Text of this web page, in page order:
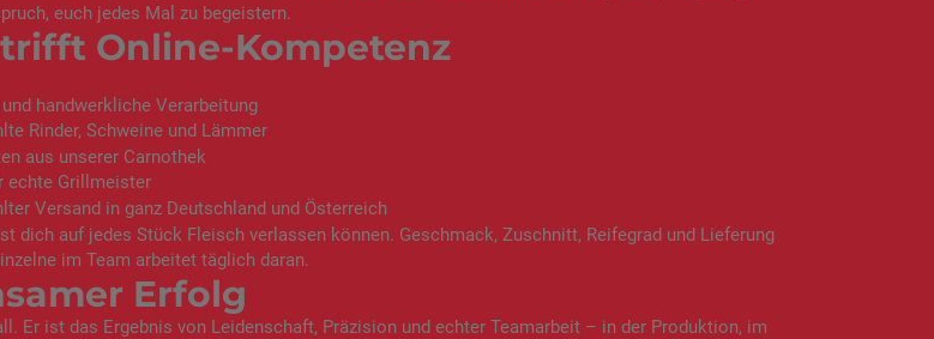
euch jedes Mal zu begeistern.
Online-Kompetenz
handwerkliche Verarbeitung
Rinder, Schweine und Lämmer
aus unserer Carnothek
echte Grillmeister
Versand in ganz Deutschland und Österreich
dich auf jedes Stück Fleisch verlassen können. Geschmack, Zuschnitt, Reifegrad und Lieferung
im Team arbeitet täglich daran.
Erfolg
Er ist das Ergebnis von Leidenschaft, Präzision und echter Teamarbeit – in der Produktion, im